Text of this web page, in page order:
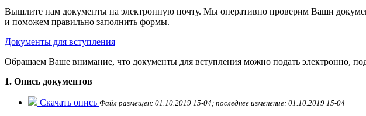
Вышлите нам документы на электронную почту. Мы оперативно проверим Ваши
и поможем правильно заполнить формы.
Документы для вступления
Обращаем Ваше внимание, что документы для вступления можно подать электронно,
1. Опись документов
Скачать опись Файл размещен: 01.10.2019 15-04; последнее изменение: 01.10.2019 15-04